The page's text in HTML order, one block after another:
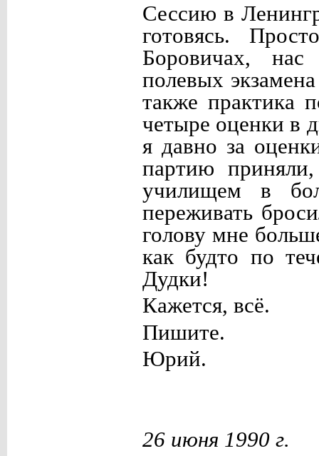
Сессию в
готовясь.
Боровичах,
полевых
также практика
четыре оценки в
я давно за
партию
училищем в
переживать
голову мне
как будто по
Дудки!
Кажется, всё.
Пишите.
Юрий.
26 июня 1990 г.